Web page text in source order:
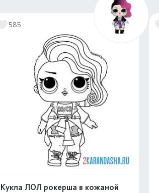
585
Кукла ЛОЛ рокерша в кожаной